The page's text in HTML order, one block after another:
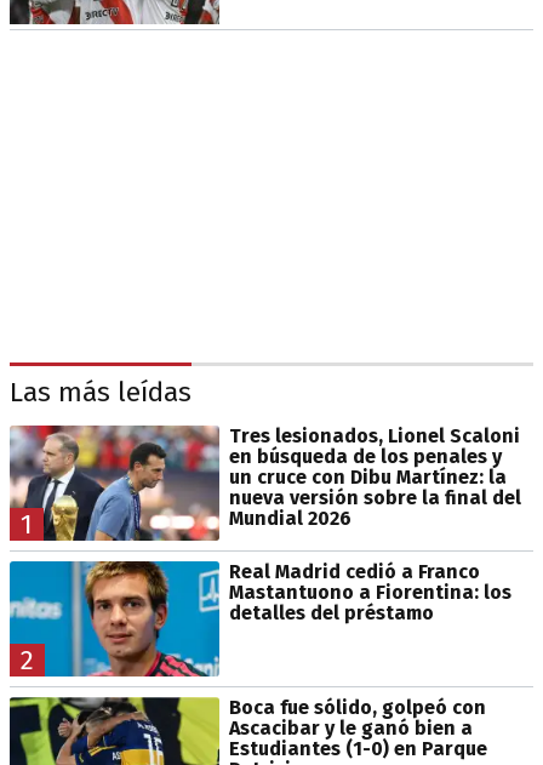
Las más leídas
1
Tres lesionados, Lionel Scaloni
en búsqueda de los penales y
un cruce con Dibu Martínez: la
nueva versión sobre la final del
Mundial 2026
2
Real Madrid cedió a Franco
Mastantuono a Fiorentina: los
detalles del préstamo
Boca fue sólido, golpeó con
Ascacibar y le ganó bien a
Estudiantes (1-0) en Parque